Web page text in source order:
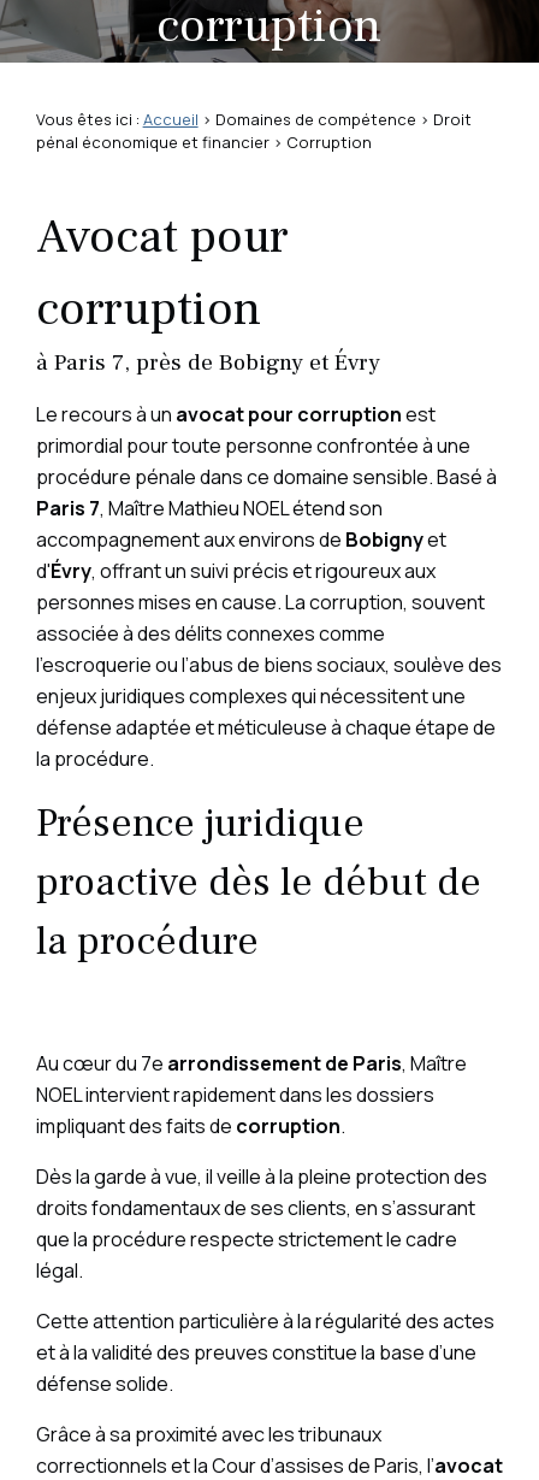
corruption
Vous êtes ici : Accueil > Domaines de compétence > Droit
pénal économique et financier> Corruption
Avocat pour
corruption
à Paris 7, près de Bobigny et Évry
Le recours à un avocat pour corruptionest
primordial pour toute personne confrontée à une
procédure pénale dans ce domaine sensible. Basé à
Paris 7, Maître Mathieu NOEL étend son
accompagnement aux environs de Bobignyet
d'Évry, offrant un suivi précis et rigoureux aux
personnes mises en cause. La corruption, souvent
associée à des délits connexes comme
l’escroquerie ou l’abus de biens sociaux, soulève des
enjeux juridiques complexes qui nécessitent une
défense adaptée et méticuleuse à chaque étape de
la procédure.
Présence juridique
proactive dès le début de
la procédure
Au cœur du 7e arrondissement de Paris, Maître
NOEL intervient rapidement dans les dossiers
impliquant des faits de corruption.
Dès la garde à vue, il veille à la pleine protection des
droits fondamentaux de ses clients, en s’assurant
que la procédure respecte strictement le cadre
légal.
Cette attention particulière à la régularité des actes
et à la validité des preuves constitue la base d’une
défense solide.
Grâce à sa proximité avec les tribunaux
correctionnels et la Cour d’assises de Paris, l’avocat